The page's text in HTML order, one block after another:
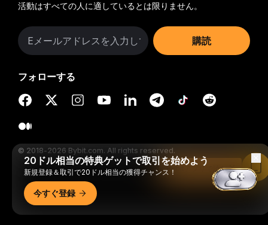
活動はすべての人に適しているとは限りません。
購読
フォローする
© 2018-2026 Bybit.com. All rights reserved.
20ドル相当の特典ゲットで取引を始めよう
新規登録＆取引で20ドル相当の獲得チャンス！
今すぐ登録
Bybitアプリで読む